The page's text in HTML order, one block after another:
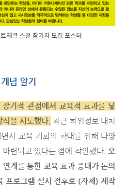
체크 스쿨 참가자 모집 포스터
념 알기
기적 관점에서 교육적 효과를 낳
을 시도했다. 최근 허위정보 대처
서 교육 기회의 확대를 위해 다양
련되고 있다는 점에 착안했다. 오
계를 통한 교육 효과 증대가 논의
프로그램 실시 전후로 (자체) 제작